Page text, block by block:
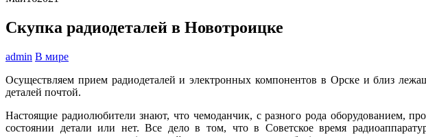
Скупка радиодеталей в Новотроицке
admin В мире
Осуществляем прием радиодеталей и электронных компонентов в Орске и близ
деталей почтой.
Настоящие радиолюбители знают, что чемоданчик, с разного рода оборудованием,
состоянии детали или нет. Все дело в том, что в Советское время